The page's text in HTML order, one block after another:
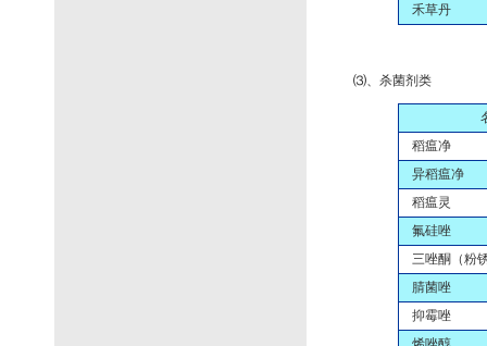
禾草丹
⑶、杀菌剂类
稻瘟净
异稻瘟净
稻瘟灵
氟硅唑
三唑酮（粉
腈菌唑
抑霉唑